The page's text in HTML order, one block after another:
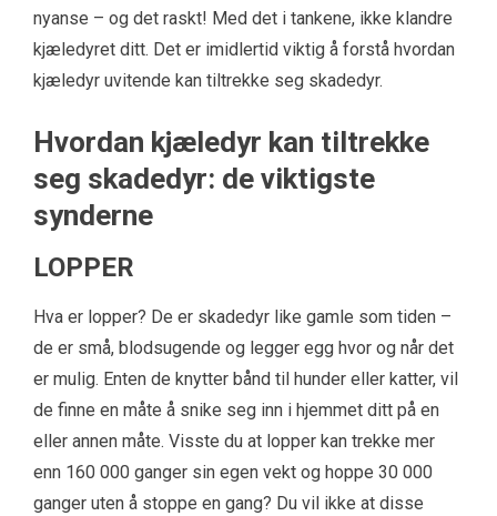
nyanse – og det raskt! Med det i tankene, ikke klandre
kjæledyret ditt. Det er imidlertid viktig å forstå hvordan
kjæledyr uvitende kan tiltrekke seg skadedyr.
Hvordan kjæledyr kan tiltrekke
seg skadedyr: de viktigste
synderne
LOPPER
Hva er lopper? De er skadedyr like gamle som tiden –
de er små, blodsugende og legger egg hvor og når det
er mulig. Enten de knytter bånd til hunder eller katter, vil
de finne en måte å snike seg inn i hjemmet ditt på en
eller annen måte. Visste du at lopper kan trekke mer
enn 160 000 ganger sin egen vekt og hoppe 30 000
ganger uten å stoppe en gang? Du vil ikke at disse